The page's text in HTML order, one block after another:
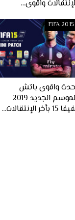
واقوى…
FIFA 2015
واقوى باتش
الموسم الجديد 2019
بأخر الإنتقالات…